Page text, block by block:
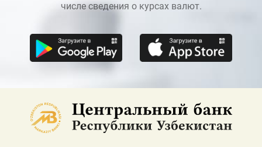
числе сведения о курсах валют.